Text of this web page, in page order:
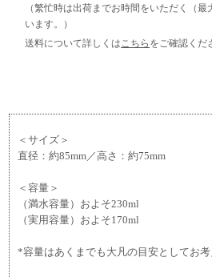
（繁忙時は出荷までお時間をいただく（
います。）
送料について詳しくはこちら をご確認くだ
＜サイズ＞
直径：約85mm／高さ：約75mm
＜容量＞
（満水容量）およそ230ml
（実用容量）およそ170ml
*容量はあくまでも大凡の目安としてお考